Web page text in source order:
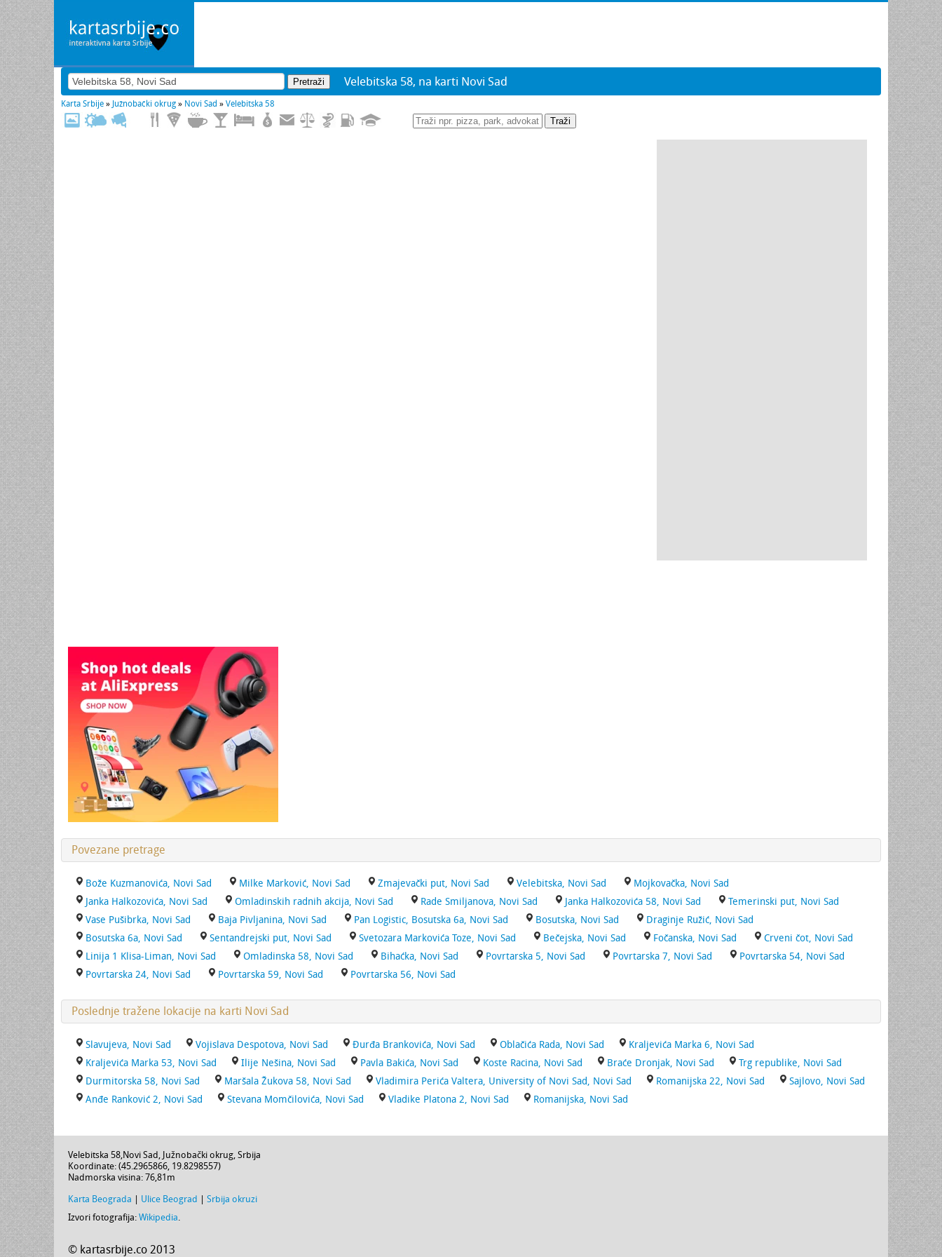
Velebitska 58, na karti Novi Sad
Karta Srbije » Južnobački okrug » Novi Sad » Velebitska 58
Traži
Povezane pretrage
Bože Kuzmanovića, Novi Sad Milke Marković, Novi Sad Zmajevački put, Novi Sad Velebitska, Novi Sad
Mojkovačka, Novi Sad
Janka Halkozovića, Novi Sad
Omladinskih radnih akcija, Novi Sad Rade Smiljanova, Novi Sad Janka Halkozovića 58, Novi Sad
Temerinski put, Novi Sad
Vase Pušibrka, Novi Sad
Baja Pivljanina, Novi Sad Pan Logistic, Bosutska 6a, Novi Sad Bosutska, Novi Sad
Draginje Ružić, Novi Sad
Bosutska 6a, Novi Sad
Sentandrejski put, Novi Sad Svetozara Markovića Toze, Novi Sad Bečejska, Novi Sad Fočanska, Novi Sad
Crveni čot, Novi Sad
Linija 1 Klisa-Liman, Novi Sad
Omladinska 58, Novi Sad Bihaćka, Novi Sad Povrtarska 5, Novi Sad Povrtarska 7, Novi Sad
Povrtarska 54, Novi Sad
Povrtarska 24, Novi Sad
Povrtarska 59, Novi Sad Povrtarska 56, Novi Sad
Poslednje tražene lokacije na karti Novi Sad
Slavujeva, Novi Sad Vojislava Despotova, Novi Sad Đurđa Brankovića, Novi Sad Oblačića Rada, Novi Sad
Kraljevića Marka 6, Novi Sad
Kraljevića Marka 53, Novi Sad
Ilije Nešina, Novi Sad Pavla Bakića, Novi Sad Koste Racina, Novi Sad Braće Dronjak, Novi Sad
Trg republike, Novi Sad
Durmitorska 58, Novi Sad
Maršala Žukova 58, Novi Sad Vladimira Perića Valtera, University of Novi Sad, Novi Sad Romanijska 22, Novi Sad
Sajlovo, Novi Sad
Anđe Ranković 2, Novi Sad
Stevana Momčilovića, Novi Sad Vladike Platona 2, Novi Sad Romanijska, Novi Sad
Velebitska 58,Novi Sad, Južnobački okrug, Srbija
Koordinate: (45.2965866, 19.8298557)
Nadmorska visina: 76,81m
Karta Beograda Ulice Beograd
Srbija okruzi
Izvori fotografija: Wikipedia.
© kartasrbije.co 2013